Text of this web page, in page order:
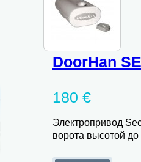
DoorHan
180 €
Электропривод
ворота высотой